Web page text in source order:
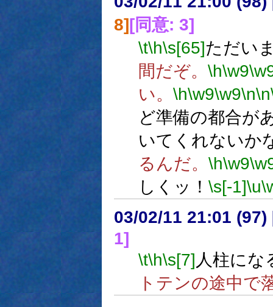
8][同意: 3]
\t\h\s[65]ただい
間だぞ。 \h\w9
い。 \h\w9\w9\n\n
ど準備の都合が
いてくれないか
るんだ。 \h\w9
しくッ！ \s[-1]\u
03/02/11 21:01 (97)
1]
\t\h\s[7] 人柱にな
トテンの途中で